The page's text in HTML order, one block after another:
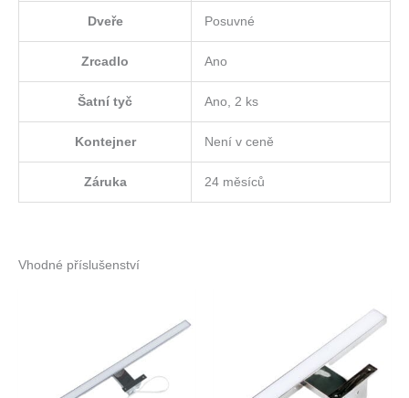
Dveře Posuvné
Zrcadlo Ano
Šatní tyč Ano, 2 ks
Kontejner Není v ceně
Záruka 24 měsíců
Vhodné příslušenství